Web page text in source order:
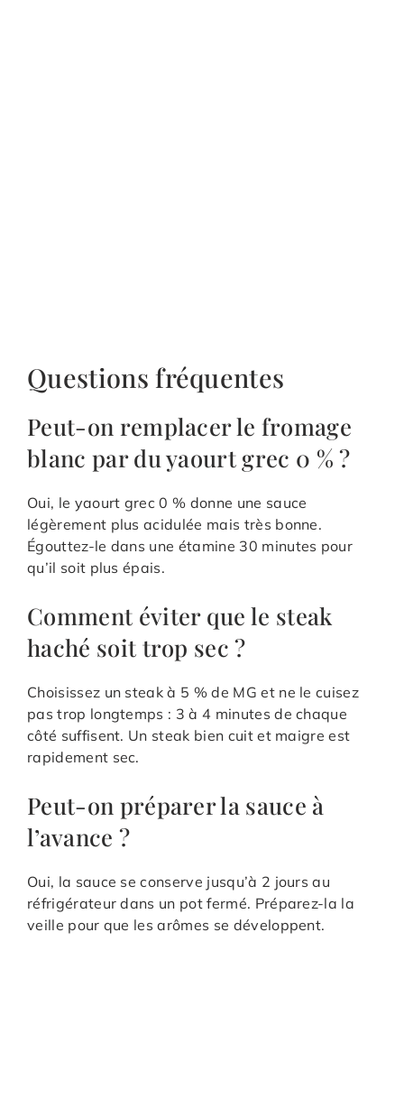
Questions fréquentes
Peut-on remplacer le fromage
blanc par du yaourt grec 0 % ?
Oui, le yaourt grec 0 % donne une sauce
légèrement plus acidulée mais très bonne.
Égouttez-le dans une étamine 30 minutes pour
qu’il soit plus épais.
Comment éviter que le steak
haché soit trop sec ?
Choisissez un steak à 5 % de MG et ne le cuisez
pas trop longtemps : 3 à 4 minutes de chaque
côté suffisent. Un steak bien cuit et maigre est
rapidement sec.
Peut-on préparer la sauce à
l’avance ?
Oui, la sauce se conserve jusqu’à 2 jours au
réfrigérateur dans un pot fermé. Préparez-la la
veille pour que les arômes se développent.